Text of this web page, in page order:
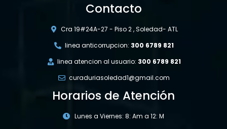
Contacto
Cra 19#24A-27 - Piso 2 , Soledad- ATL
linea anticorrupcion: 300 6789 821
linea atencion al usuario: 300 6789 821
curaduriasoledad1@gmail.com
Horarios de Atención
Lunes a Viernes: 8: Am a 12: M